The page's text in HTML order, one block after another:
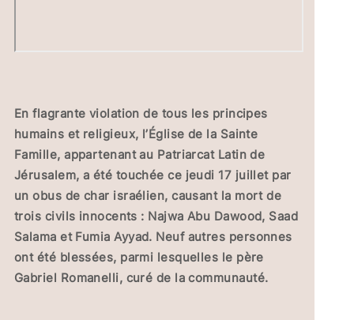
En flagrante violation de tous les principes
humains et religieux, l’Église de la Sainte
Famille, appartenant au Patriarcat Latin de
Jérusalem, a été touchée ce jeudi 17 juillet par
un obus de char israélien, causant la mort de
trois civils innocents : Najwa Abu Dawood, Saad
Salama et Fumia Ayyad. Neuf autres personnes
ont été blessées, parmi lesquelles le père
Gabriel Romanelli, curé de la communauté.